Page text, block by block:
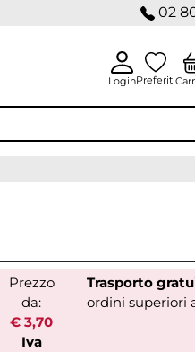
02
LoginPreferiti
Prezzo
da:
€ 3,70
Iva
Trasporto
ordini superiori